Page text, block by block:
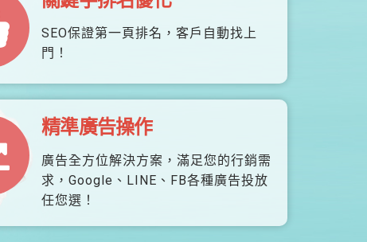
SEO保證第一頁排名，客戶自動找上
門！
精準廣告操作
廣告全方位解決方案，滿足您的行銷需
求，Google、LINE、FB各種廣告投放
任您選！